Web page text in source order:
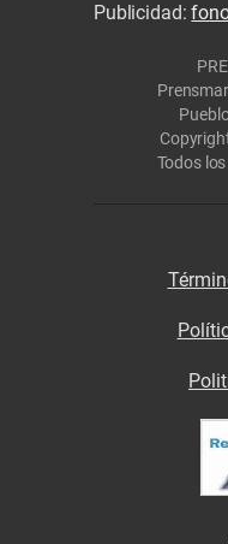
Publicidad:
Todos